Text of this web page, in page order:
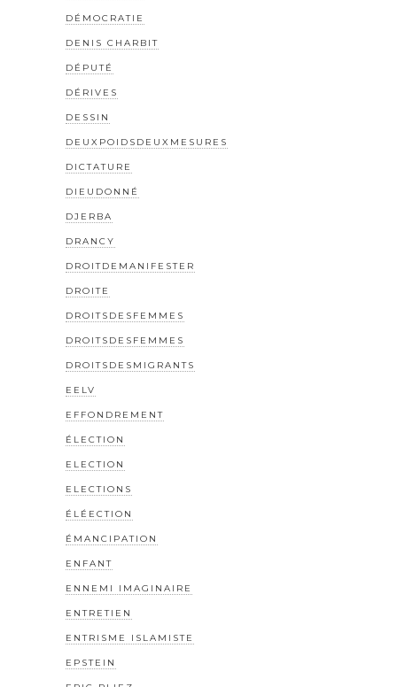
DÉMOCRATIE
DENIS CHARBIT
DÉPUTÉ
DÉRIVES
DESSIN
DEUXPOIDSDEUXMESURES
DICTATURE
DIEUDONNÉ
DJERBA
DRANCY
DROITDEMANIFESTER
DROITE
DROITSDESFEMMES
DROITSDESFEMMES
DROITSDESMIGRANTS
EELV
EFFONDREMENT
ÉLECTION
ELECTION
ELECTIONS
ÉLÉECTION
ÉMANCIPATION
ENFANT
ENNEMI IMAGINAIRE
ENTRETIEN
ENTRISME ISLAMISTE
EPSTEIN